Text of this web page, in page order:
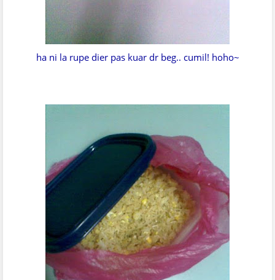
ha ni la rupe dier pas kuar dr beg.. cumil! hoho~